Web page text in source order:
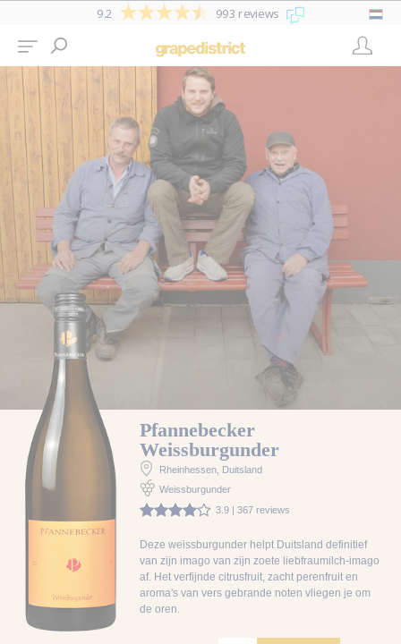
9.2 993 reviews
Pfannebecker
Weissburgunder
Rheinhessen, Duitsland
Weissburgunder
3.9 | 367 reviews
Deze weissburgunder helpt Duitsland definitief
van zijn imago van zijn zoete liebfraumilch-imago
af. Het verfijnde citrusfruit, zacht perenfruit en
aroma's van vers gebrande noten vliegen je om
de oren.